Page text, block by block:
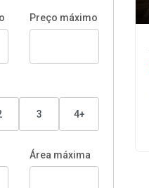
Preço máximo
3 4+
Área máxima